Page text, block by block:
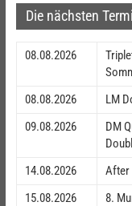
Die nächsten
08.08.2026
08.08.2026
LM
09.08.2026
DM
14.08.2026
After
15.08.2026
8.